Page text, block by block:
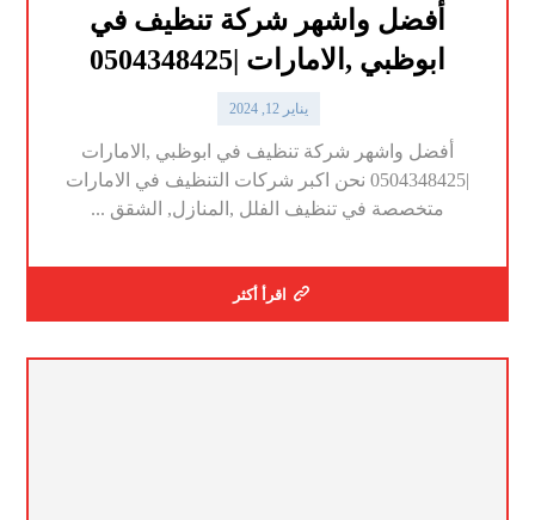
أفضل واشهر شركة تنظيف في
ابوظبي ,الامارات |0504348425
يناير 12, 2024
أفضل واشهر شركة تنظيف في ابوظبي ,الامارات
|0504348425 نحن اكبر شركات التنظيف في الامارات
متخصصة في تنظيف الفلل ,المنازل, الشقق ...
اقرأ أكثر